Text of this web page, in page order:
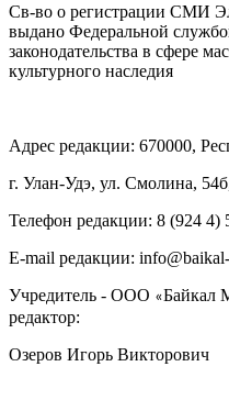
Св-во о регистрации СМИ
выдано Федеральной
законодательства в сфере
культурного наследия
Адрес редакции: 670000,
г. Улан-Удэ, ул. Смолина,
Телефон редакции: ‎‎8 (924 4)
E-mail редакции:
Учредитель - ООО «Байкал
редактор:
Озеров Игорь Викторович